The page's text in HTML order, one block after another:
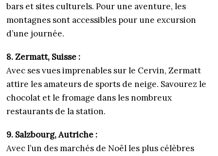
bars et sites culturels. Pour une aventure, les
montagnes sont accessibles pour une excursion
d’une journée.
8. Zermatt, Suisse :
Avec ses vues imprenables sur le Cervin, Zermatt
attire les amateurs de sports de neige. Savourez le
chocolat et le fromage dans les nombreux
restaurants de la station.
9. Salzbourg, Autriche :
Avec l’un des marchés de Noël les plus célèbres